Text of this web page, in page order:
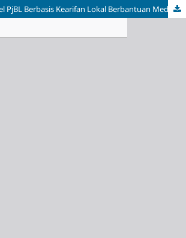
Penerapan Model PjBL Berbasis Kearifan Lokal Berbantuan Media Pembelajaran Literasi Untuk Meningkatkan Hasil Belajar Siswa di SMK Negeri 1 Bawen